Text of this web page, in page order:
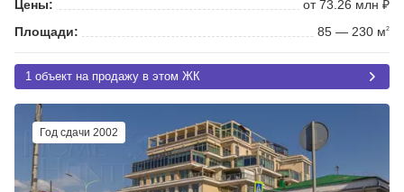
Цены:
от 73.26 млн ₽
Площади:
85 — 230 м2
1 объект на продажу в этом ЖК
Год сдачи 2002